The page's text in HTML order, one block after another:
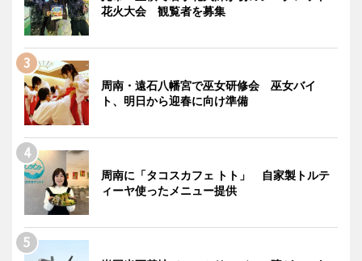
花火大会 観覧者を募集
周南・遠石八幡宮で巫女研修会 巫女バイ
ト、明日から迎春に向け準備
周南に「タコスカフェ トト」 自家製トルテ
ィーヤ使ったメニュー提供